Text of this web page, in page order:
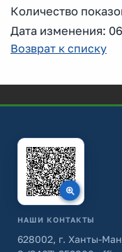
Количество
Дата изменения:
Возврат к списку
НАШИ КОНТАКТЫ
628002, г. Ханты-